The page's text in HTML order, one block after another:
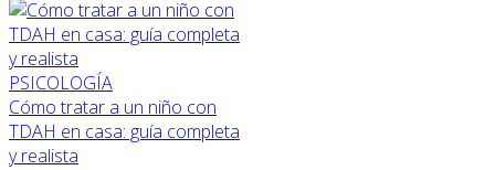
PSICOLOGÍA
Cómo tratar a un niño con
TDAH en casa: guía completa
y realista